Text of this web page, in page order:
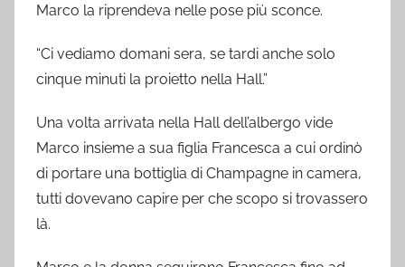
Marco la riprendeva nelle pose più sconce.
“Ci vediamo domani sera, se tardi anche solo
cinque minuti la proietto nella Hall.”
Una volta arrivata nella Hall dell’albergo vide
Marco insieme a sua figlia Francesca a cui ordinò
di portare una bottiglia di Champagne in camera,
tutti dovevano capire per che scopo si trovassero
là.